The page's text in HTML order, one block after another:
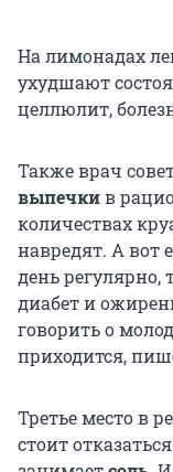
На лимонадах
ухудшают
целлюлит,
Также врач
выпечкив
количествах
навредят. А вот
день регулярно,
диабет и
говорить о
приходится,
Третье место в
стоит